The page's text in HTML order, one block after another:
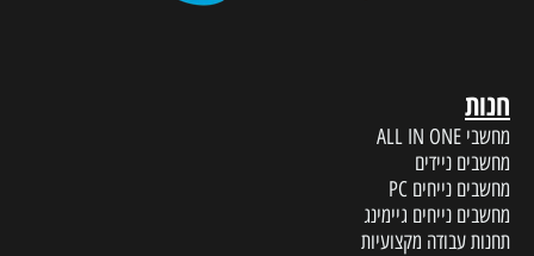
חנות
מחשבי ALL IN ONE
מחשבים ניידים
מחשבים נייחים PC
מחשבים נייחים גיימינג
תחנות עבודה מקצועיות